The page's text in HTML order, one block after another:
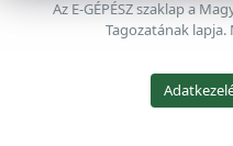
Az E-GÉPÉSZ szaklap a
Tagozatának